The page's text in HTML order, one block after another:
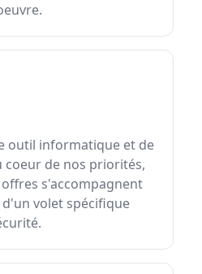
outil informatique et de
coeur de nos priorités,
s'accompagnent
volet spécifique